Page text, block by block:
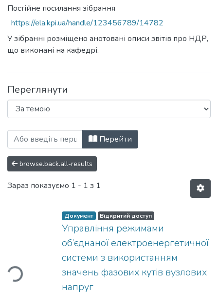
Постійне посилання зібрання
https://ela.kpi.ua/handle/123456789/14782
У зібранні розміщено анотовані описи звітів про НДР,
що виконані на кафедрі.
Переглянути
Перегляд Анотовані описи звітів
Перейти
browse.back.all-results
Зараз показуємо 1 - 1 з 1
Документ Відкритий доступ
Управління режимами
об’єднаної електроенергетичної
системи з використанням
значень фазових кутів вузлових
напруг